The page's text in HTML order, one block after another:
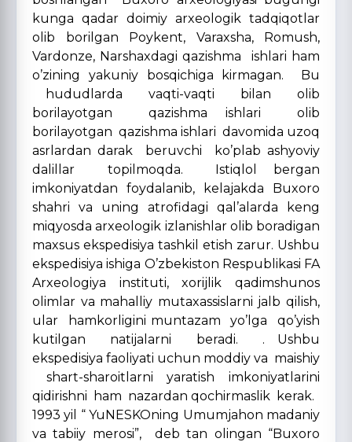
kunga qadar doimiy arxeologik tadqiqotlar
olib borilgan Poykent, Varaxsha, Romush,
Vardonze, Narshaxdagi qazishma ishlari ham
o’zining yakuniy bosqichiga kirmagan. Bu
hududlarda vaqti-vaqti bilan olib
borilayotgan qazishma ishlari olib
borilayotgan qazishma ishlari davomida uzoq
asrlardan darak beruvchi ko’plab ashyoviy
dalillar topilmoqda. Istiqlol bergan
imkoniyatdan foydalanib, kelajakda Buxoro
shahri va uning atrofidagi qal’alarda keng
miqyosda arxeologik izlanishlar olib boradigan
maxsus ekspedisiya tashkil etish zarur. Ushbu
ekspedisiya ishiga O’zbekiston Respublikasi FA
Arxeologiya instituti, xorijlik qadimshunos
olimlar va mahalliy mutaxassislarni jalb qilish,
ular hamkorligini muntazam yo’lga qo’yish
kutilgan natijalarni beradi. . Ushbu
ekspedisiya faoliyati uchun moddiy va maishiy
shart-sharoitlarni yaratish imkoniyatlarini
qidirishni ham nazardan qochirmaslik kerak.
1993 yil “ YuNESKOning Umumjahon madaniy
va tabiiy merosi”, deb tan olingan “Buxoro